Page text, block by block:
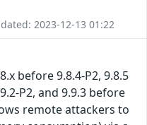
2023-12-13 01:22
before 9.8.4-P2, 9.8.5
P2, and 9.9.3 before
remote attackers to